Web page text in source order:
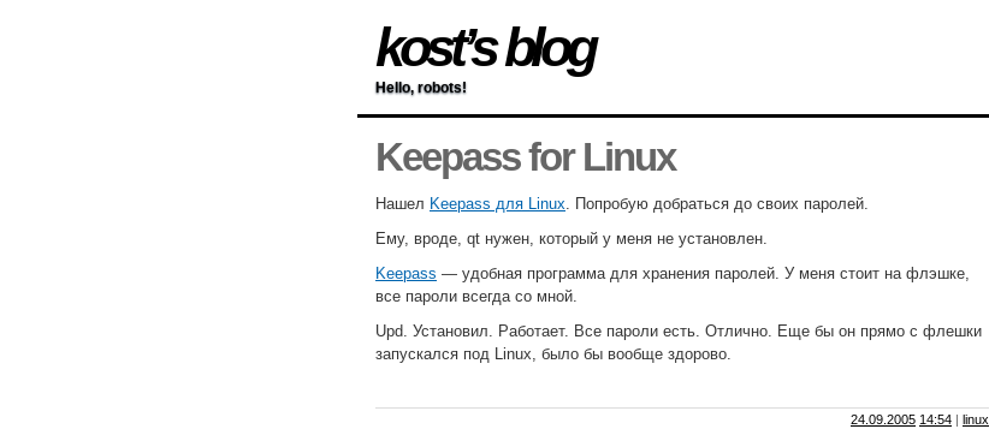
kost’s blog
Hello, robots!
Keepass for Linux
Нашел Keepass для Linux. Попробую добраться до своих паролей.
Ему, вроде, qt нужен, который у меня не установлен.
Keepass — удобная программа для хранения паролей. У меня стоит на флэшке,
все пароли всегда со мной.
Upd. Установил. Работает. Все пароли есть. Отлично. Еще бы он прямо с флешки
запускался под Linux, было бы вообще здорово.
24.09.2005 14:54 | linux